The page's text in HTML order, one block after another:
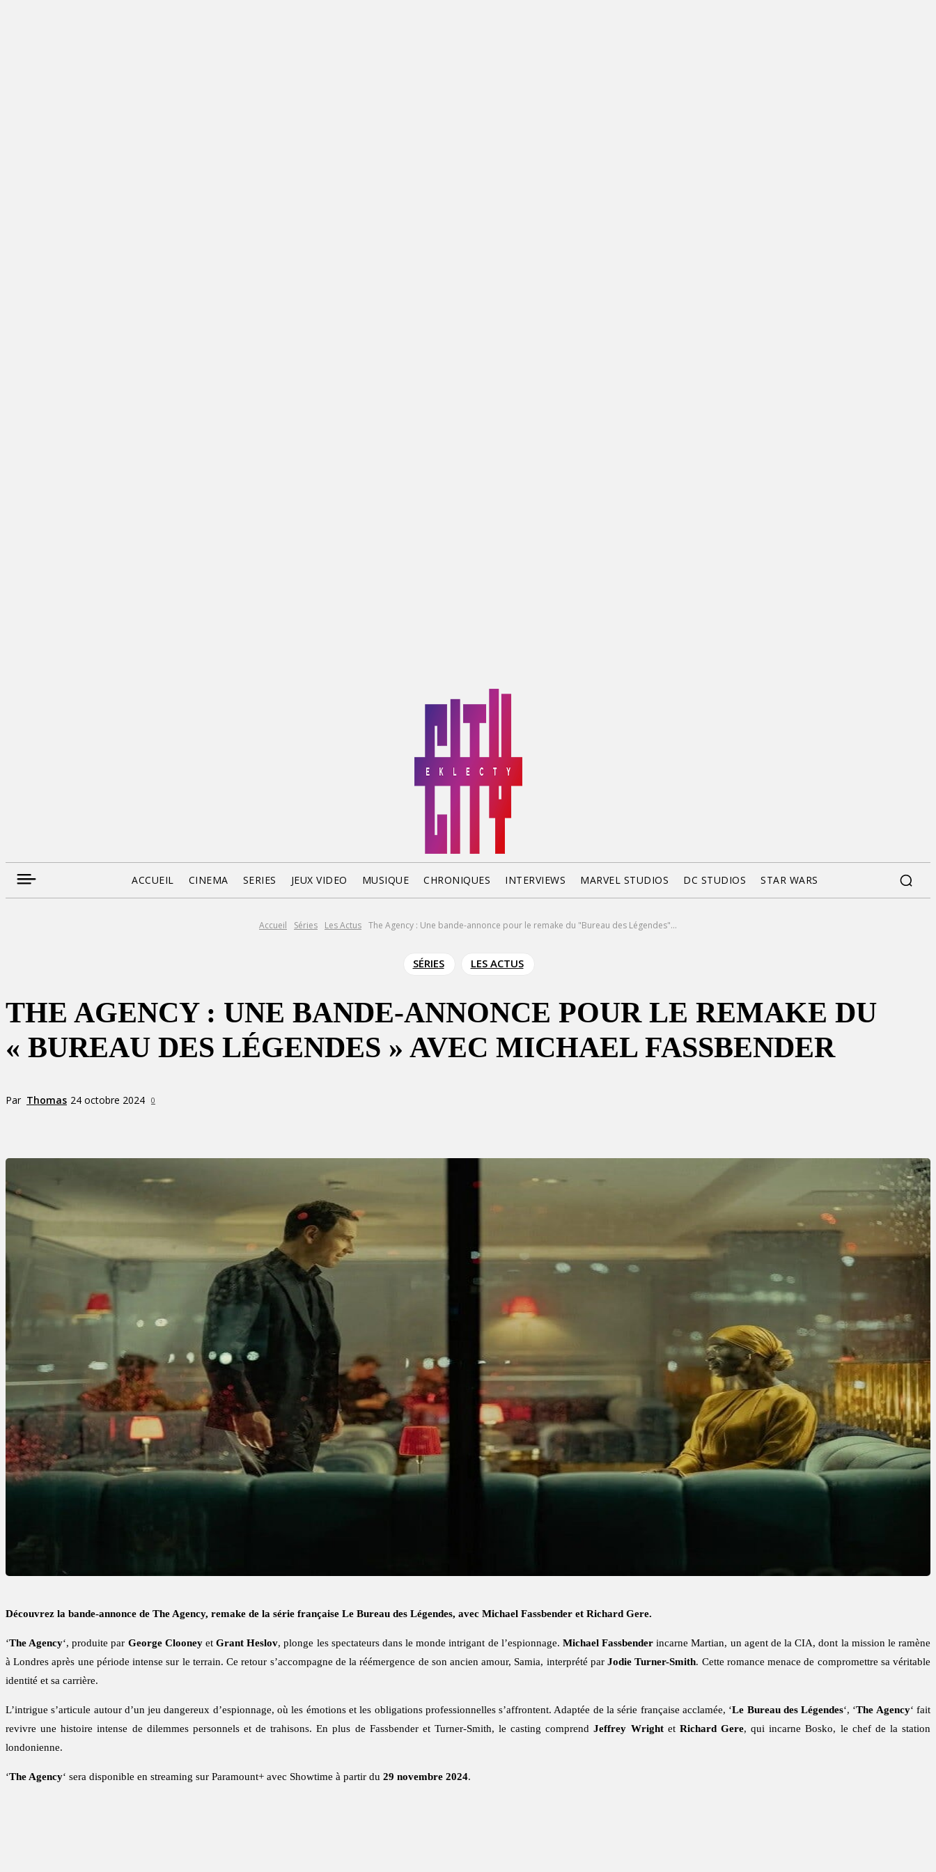
ACCUEIL CINEMA SERIES JEUX VIDEO MUSIQUE CHRONIQUES INTERVIEWS MARVEL STUDIOS DC STUDIOS STAR WARS
Accueil Séries Les Actus The Agency : Une bande-annonce pour le remake du "Bureau des Légendes"...
SÉRIES LES ACTUS
THE AGENCY : UNE BANDE-ANNONCE POUR LE REMAKE DU
« BUREAU DES LÉGENDES » AVEC MICHAEL FASSBENDER
Par Thomas 24 octobre 2024 0
Découvrez la bande-annonce de The Agency, remake de la série française Le Bureau des Légendes, avec Michael Fassbender et Richard Gere.
‘The Agency‘, produite par George ClooneyetGrant Heslov, plonge les spectateurs dans le monde intrigant de l’espionnage. Michael Fassbender incarne Martian, un agent de la CIA, dont la mission le ramène
à Londres après une période intense sur le terrain. Ce retour s’accompagne de la réémergence de son ancien amour, Samia, interprété parJodie Turner-Smith. Cette romance menace de compromettre sa véritable
identité et sa carrière.
L’intrigue s’articule autour d’un jeu dangereux d’espionnage, où les émotions et les obligations professionnelles s’affrontent. Adaptée de la série française acclamée, ‘Le Bureau des Légendes‘, ‘The Agency‘ fait
revivre une histoire intense de dilemmes personnels et de trahisons. En plus de Fassbender et Turner-Smith, le casting comprendJeffrey Wrightet Richard Gere, qui incarne Bosko, le chef de la station
londonienne.
‘The Agency‘ sera disponible en streaming sur Paramount+ avec Showtime à partir du 29 novembre 2024.